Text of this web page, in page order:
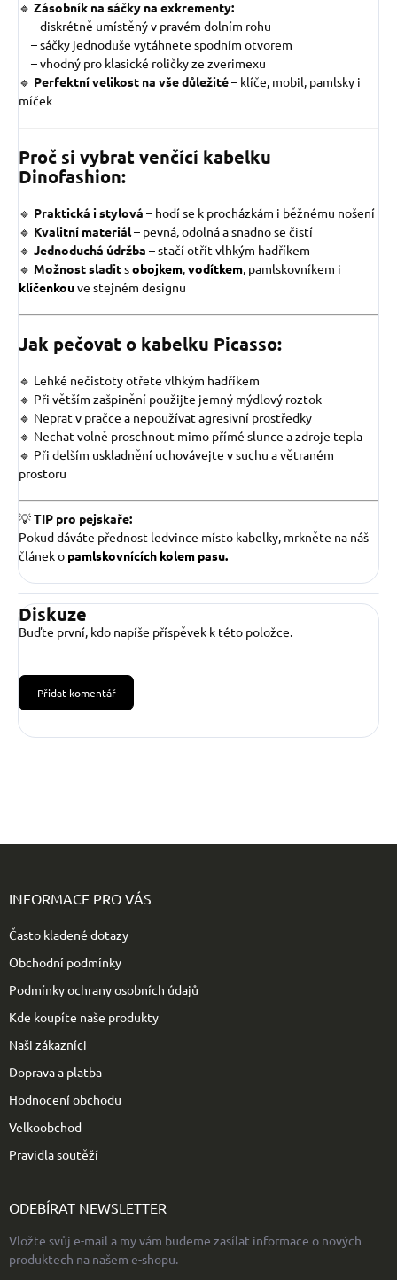
🔹 Zásobník na sáčky na exkrementy:
– diskrétně umístěný v pravém dolním rohu
– sáčky jednoduše vytáhnete spodním otvorem
– vhodný pro klasické roličky ze zverimexu
🔹 Perfektní velikost na vše důležité– klíče, mobil, pamlsky i
míček
Proč si vybrat venčící kabelku
Dinofashion:
🔹 Praktická i stylová – hodí se k procházkám i běžnému nošení
🔹 Kvalitní materiál– pevná, odolná a snadno se čistí
🔹 Jednoduchá údržba – stačí otřít vlhkým hadříkem
🔹 Možnost sladitsobojkem,vodítkem, pamlskovníkem i
klíčenkouve stejném designu
Jak pečovat o kabelku Picasso:
🔹 Lehké nečistoty otřete vlhkým hadříkem
🔹 Při větším zašpinění použijte jemný mýdlový roztok
🔹 Neprat v pračce a nepoužívat agresivní prostředky
🔹 Nechat volně proschnout mimo přímé slunce a zdroje tepla
🔹 Při delším uskladnění uchovávejte v suchu a větraném
prostoru
💡TIP pro pejskaře:
Pokud dáváte přednost ledvince místo kabelky, mrkněte na náš
článek o pamlskovnících kolem pasu.
Diskuze
Buďte první, kdo napíše příspěvek k této položce.
Přidat komentář
INFORMACE PRO VÁS
Často kladené dotazy
Obchodní podmínky
Podmínky ochrany osobních údajů
Kde koupíte naše produkty
Naši zákazníci
Doprava a platba
Hodnocení obchodu
Velkoobchod
Pravidla soutěží
ODEBÍRAT NEWSLETTER
Vložte svůj e-mail a my vám budeme zasílat informace o nových
produktech na našem e-shopu.